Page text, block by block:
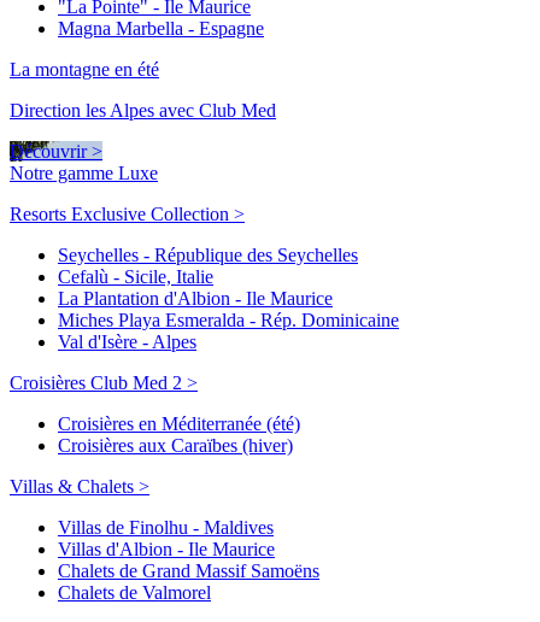
"La Pointe" - Ile Maurice
Magna Marbella - Espagne
La montagne en été
Direction les Alpes avec Club Med
Découvrir >
Notre gamme Luxe
Resorts Exclusive Collection >
Seychelles - République des Seychelles
Cefalù - Sicile, Italie
La Plantation d'Albion - Ile Maurice
Miches Playa Esmeralda - Rép. Dominicaine
Val d'Isère - Alpes
Croisières Club Med 2 >
Croisières en Méditerranée (été)
Croisières aux Caraïbes (hiver)
Villas & Chalets >
Villas de Finolhu - Maldives
Villas d'Albion - Ile Maurice
Chalets de Grand Massif Samoëns
Chalets de Valmorel